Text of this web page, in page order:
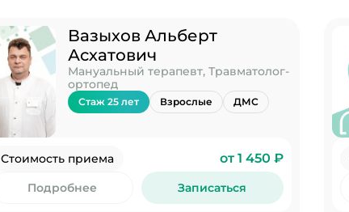
Вазыхов Альберт
Асхатович
Мануальный терапевт, Травматолог-
ортопед
Стаж 25 лет Взрослые ДМС
Стоимость приема от 1 450 ₽
Подробнее Записаться